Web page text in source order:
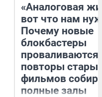
«Аналоговая
вот что нам
Почему новые
блокбастеры
повторы
фильмов
полные залы